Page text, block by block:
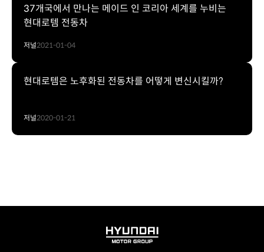
37개국에서 만나는 메이드 인 코리아 세계를 누비는
현대로템 전동차
저널2021-01-04
현대로템은 노후화된 전동차를 어떻게 변신시킬까?
저널2020-01-21
HYUNDAI